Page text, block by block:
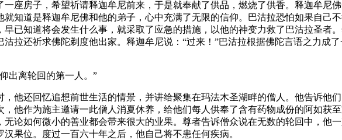
座房子，希望祈请释迦牟尼前来，于是就奉献了供品，燃烧了供香。释迦牟尼
知道是释迦牟尼佛和他的弟子，心中充满了无限的信仰。巴沽拉恐怕如果自己
已知道将会发生什么事，就采取了应急的措施，以他的神变力救了巴沽拉圣者
拉还祈求佛陀剃度他出家。释迦牟尼说：“过来！”巴沽拉根据佛陀言语之力成
仰出离轮回的第一人。”
他还回忆追想前世生活的情景，并讲给聚集在玛法木圣湖畔的僧人。他告诉他
他作为施主邀请一此僧人消夏休养，给他们每人供奉了含有药物成份的阿如获
论如何微小的善业都会带来很大的业果。尊者告诉僧众说在无数的轮回中，他
汉果位。度过一百六十年之后，他自己将不患任何疾病。